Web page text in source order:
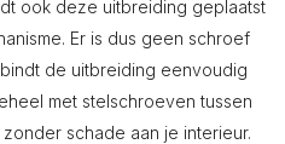
ook deze uitbreiding geplaatst
Er is dus geen schroef
de uitbreiding eenvoudig
met stelschroeven tussen
schade aan je interieur.